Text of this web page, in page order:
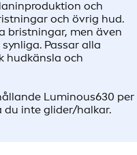
och
och övrig hud.
bristningar, men även
Passar alla
hudkänsla och
Luminous630 per
du inte glider/halkar.